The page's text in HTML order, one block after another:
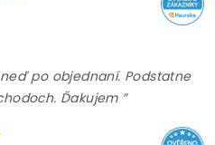
po objednaní. Podstatne
Ďakujem ”